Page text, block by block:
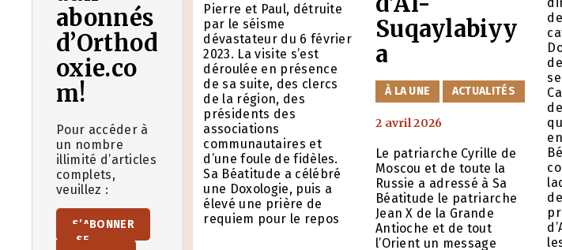
abonnés
d’Orthod
oxie.co
m!
Pour accéder à
un nombre
illimité d’articles
complets,
veuillez :
S’ABONNER
SE
Pierre et Paul, détruite
par le séisme
dévastateur du 6 février
2023. La visite s’est
déroulée en présence
de sa suite, des clercs
de la région, des
présidents des
associations
communautaires et
d’une foule de fidèles.
Sa Béatitude a célébré
une Doxologie, puis a
élevé une prière de
requiem pour le repos
Suqaylabiyy
a
CATÉGORIES
À LA UNE ACTUALITÉS
2 avril 2026
Le patriarche Cyrille de
Moscou et de toute la
Russie a adressé à Sa
Béatitude le patriarche
Jean X de la Grande
Antioche et de tout
l’Orient un message